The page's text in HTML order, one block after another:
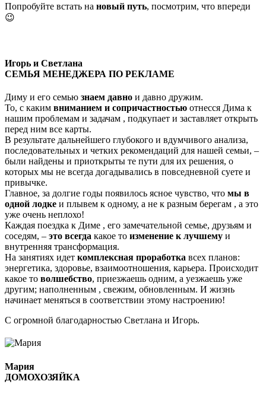
Попробуйте встать на новый путь, посмотрим, что впереди
😉
Игорь и Светлана
СЕМЬЯ МЕНЕДЖЕРА ПО РЕКЛАМЕ
Диму и его семью знаем давно и давно дружим.
То, с каким вниманием и сопричастностью отнесся Дима к
нашим проблемам и задачам , подкупает и заставляет открыть
перед ним все карты.
В результате дальнейшего глубокого и вдумчивого анализа,
последовательных и четких рекомендаций для нашей семьи, –
были найдены и приоткрыты те пути для их решения, о
которых мы не всегда догадывались в повседневной суете и
привычке.
Главное, за долгие годы появилось ясное чувство, что мы в
одной лодке и плывем к одному, а не к разным берегам , а это
уже очень неплохо!
Каждая поездка к Диме , его замечательной семье, друзьям и
соседям, – это всегда какое то изменение к лучшему и
внутренняя трансформация.
На занятиях идет комплексная проработка всех планов:
энергетика, здоровье, взаимоотношения, карьера. Происходит
какое то волшебство, приезжаешь одним, а уезжаешь уже
другим; наполненным , свежим, обновленным. И жизнь
начинает меняться в соответствии этому настроению!
С огромной благодарностью Светлана и Игорь.
Мария
ДОМОХОЗЯЙКА